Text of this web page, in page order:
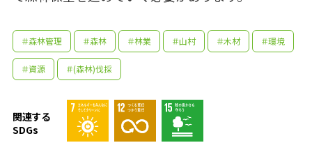
＃森林管理 ＃森林 ＃林業 ＃山村 ＃木材 ＃環境
＃資源 ＃(森林)伐採
関連する
SDGs